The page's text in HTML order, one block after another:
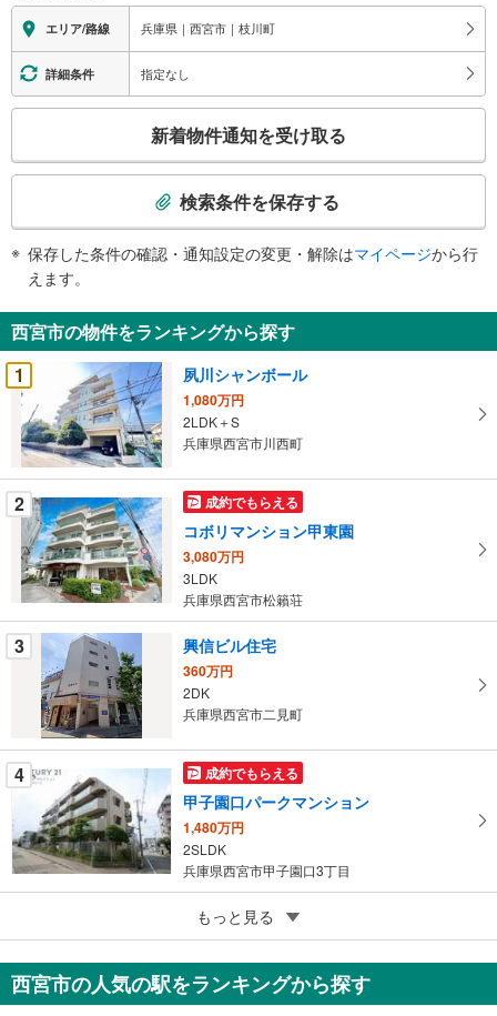
エリア/路線 兵庫県｜西宮市｜枝川町
詳細条件 指定なし
検
知
を
受
け
取
る
・
条
件
を
マ
イ
ペ
ー
ジ
す
る
新着物件通知を受け取る
検索条件を保存する
保存した条件の確認・通知設定の変更・解除はマイページから行
えます。
西宮市の物件をランキングから探す
1
夙川シャンボール
1,080万円
2LDK＋S
兵庫県西宮市川西町
2 成約でもらえる
コボリマンション甲東園
3,080万円
3LDK
兵庫県西宮市松籟荘
3 興信ビル住宅
360万円
2DK
兵庫県西宮市二見町
4 成約でもらえる
甲子園口パークマンション
1,480万円
2SLDK
兵庫県西宮市甲子園口3丁目
成約でもらえる
レ・ジェイド西宮北口 樋ノ口町
4,990万円
3LDK
もっと見る
西宮市の人気の駅をランキングから探す